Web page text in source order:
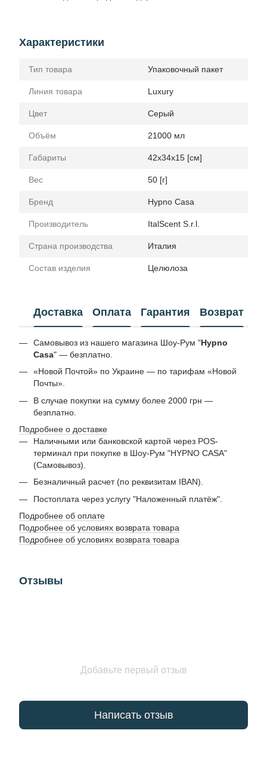
Характеристики
Тип товара Упаковочный пакет
Линия товара Luxury
Цвет Серый
Объём 21000 мл
Габариты 42x34x15 [см]
Вес 50 [г]
Бренд Hypno Casa
Производитель ItalScent S.r.l.
Страна производства Италия
Состав изделия Целюлоза
Доставка Оплата Гарантия Возврат
Самовывоз из нашего магазина Шоу-Рум "Hypno
Casa" — безплатно.
«Новой Почтой» по Украине — по тарифам «Новой
Почты».
В случае покупки на сумму более 2000 грн —
безплатно.
Подробнее о доставке
Наличными или банковской картой через POS-
терминал при покупке в Шоу-Рум "HYPNO CASA"
(Самовывоз).
Безналичный расчет (по реквизитам IBAN).
Постоплата через услугу "Наложенный платёж".
Подробнее об оплате
Подробнее об условиях возврата товара
Подробнее об условиях возврата товара
Отзывы
Добавьте первый отзыв
Написать отзыв